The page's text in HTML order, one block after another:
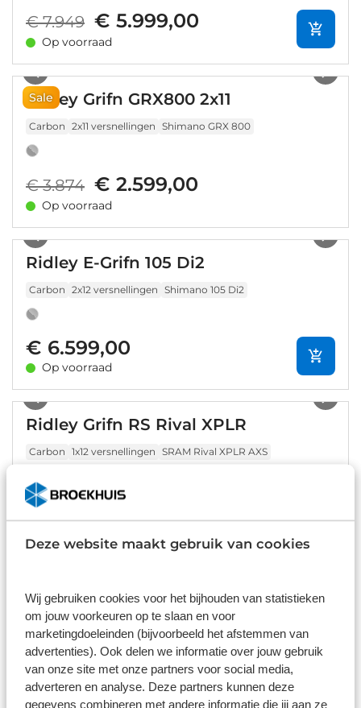
Deze website maakt gebruik van cookies
Wij gebruiken cookies voor het bijhouden van statistieken
om jouw voorkeuren op te slaan en voor
marketingdoeleinden (bijvoorbeeld het afstemmen van
advertenties). Ook delen we informatie over jouw gebruik
van onze site met onze partners voor social media,
adverteren en analyse. Deze partners kunnen deze
gegevens combineren met andere informatie die jij aan ze
€ 7.949 € 5.999,00
Op voorraad
Sale
Ridley Grifn GRX800 2x11
Carbon 2x11 versnellingen Shimano GRX 800
€ 3.874 € 2.599,00
Op voorraad
Ridley E-Grifn 105 Di2
Carbon 2x12 versnellingen Shimano 105 Di2
€ 6.599,00
Op voorraad
Ridley Grifn RS Rival XPLR
Carbon 1x12 versnellingen SRAM Rival XPLR AXS
€ 5.999,00
1/20
Carbon 1x13 versnellingen SRAM Rival XPLR AXS
€ 4.999,00
Op voorraad
1/26